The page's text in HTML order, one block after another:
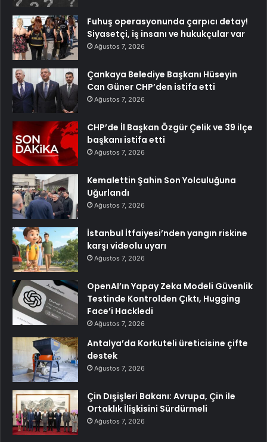
Fuhuş operasyonunda çarpıcı detay!
Siyasetçi, iş insanı ve hukukçular var
Ağustos 7, 2026
Çankaya Belediye Başkanı Hüseyin
Can Güner CHP’den istifa etti
Ağustos 7, 2026
CHP’de İl Başkan Özgür Çelik ve 39 ilçe
başkanı istifa etti
Ağustos 7, 2026
Kemalettin Şahin Son Yolculuğuna
Uğurlandı
Ağustos 7, 2026
İstanbul İtfaiyesi’nden yangın riskine
karşı videolu uyarı
Ağustos 7, 2026
OpenAI’ın Yapay Zeka Modeli Güvenlik
Testinde Kontrolden Çıktı, Hugging
Face’i Hackledi
Ağustos 7, 2026
Antalya’da Korkuteli üreticisine çifte
destek
Ağustos 7, 2026
Çin Dışişleri Bakanı: Avrupa, Çin ile
Ortaklık İlişkisini Sürdürmeli
Ağustos 7, 2026